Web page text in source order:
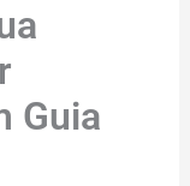
Guia